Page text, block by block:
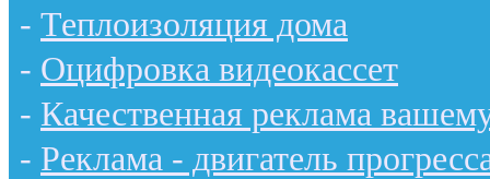
- Теплоизоляция дома
- Оцифровка видеокассет
- Качественная реклама
- Реклама - двигатель